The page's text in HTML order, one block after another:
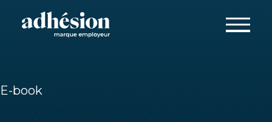
contenu
E-book